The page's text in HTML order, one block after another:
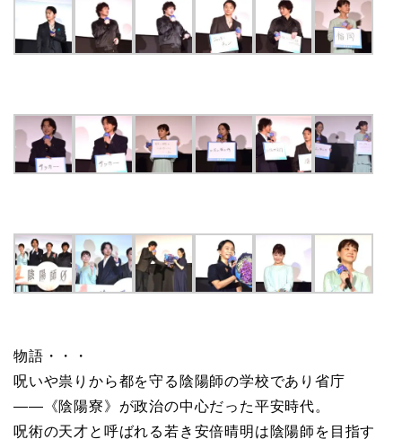
物語・・・
呪いや祟りから都を守る陰陽師の学校であり省庁
――《陰陽寮》が政治の中心だった平安時代。
呪術の天才と呼ばれる若き安倍晴明は陰陽師を目指す